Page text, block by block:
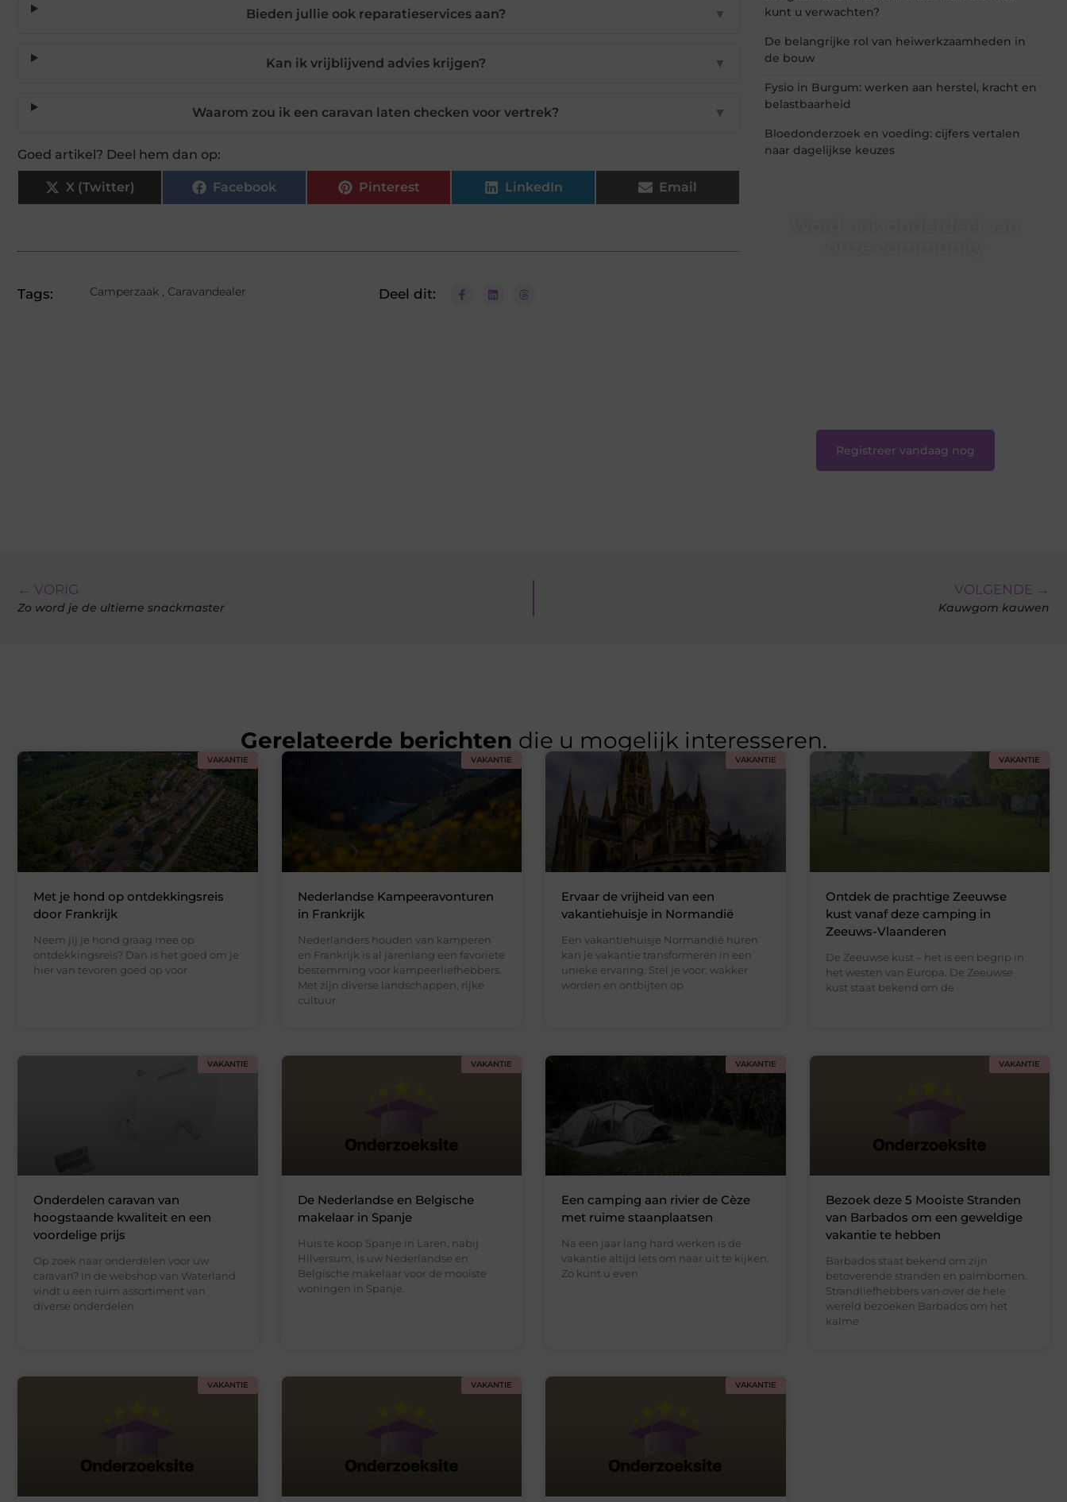
Bieden jullie ook reparatieservices aan? ▼
Kan ik vrijblijvend advies krijgen? ▼
Waarom zou ik een caravan laten checken voor vertrek? ▼
Goed artikel? Deel hem dan op:
X (Twitter) Facebook Pinterest LinkedIn Email
Tags: Camperzaak Caravandealer Deel dit:
kunt u verwachten?
De belangrijke rol van heiwerkzaamheden in
de bouw
Fysio in Burgum: werken aan herstel, kracht en
belastbaarheid
Bloedonderzoek en voeding: cijfers vertalen
naar dagelijkse keuzes
Registreer vandaag nog
← VORIG
Zo word je de ultieme snackmaster
VOLGENDE →
Kauwgom kauwen
Gerelateerde berichten die u mogelijk interesseren.
VAKANTIE
Met je hond op ontdekkingsreis
door Frankrijk
Neem jij je hond graag mee op
ontdekkingsreis? Dan is het goed om je
hier van tevoren goed op voor
VAKANTIE
Nederlandse Kampeeravonturen
in Frankrijk
Nederlanders houden van kamperen
en Frankrijk is al jarenlang een favoriete
bestemming voor kampeerliefhebbers.
Met zijn diverse landschappen, rijke
cultuur
VAKANTIE
Ervaar de vrijheid van een
vakantiehuisje in Normandië
Een vakantiehuisje Normandië huren
kan je vakantie transformeren in een
unieke ervaring. Stel je voor: wakker
worden en ontbijten op
VAKANTIE
Ontdek de prachtige Zeeuwse
kust vanaf deze camping in
Zeeuws-Vlaanderen
De Zeeuwse kust – het is een begrip in
het westen van Europa. De Zeeuwse
kust staat bekend om de
VAKANTIE
Onderdelen caravan van
hoogstaande kwaliteit en een
voordelige prijs
Op zoek naar onderdelen voor uw
caravan? In de webshop van Waterland
vindt u een ruim assortiment van
diverse onderdelen
VAKANTIE
De Nederlandse en Belgische
makelaar in Spanje
Huis te koop Spanje in Laren, nabij
Hilversum, is uw Nederlandse en
Belgische makelaar voor de mooiste
woningen in Spanje.
VAKANTIE
Een camping aan rivier de Cèze
met ruime staanplaatsen
Na een jaar lang hard werken is de
vakantie altijd iets om naar uit te kijken.
Zo kunt u even
VAKANTIE
Bezoek deze 5 Mooiste Stranden
van Barbados om een geweldige
vakantie te hebben
Barbados staat bekend om zijn
betoverende stranden en palmbomen.
Strandliefhebbers van over de hele
wereld bezoeken Barbados om het
kalme
VAKANTIE VAKANTIE VAKANTIE